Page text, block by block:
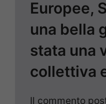
Europee,
una bella
stata una
collettiva
Il commento